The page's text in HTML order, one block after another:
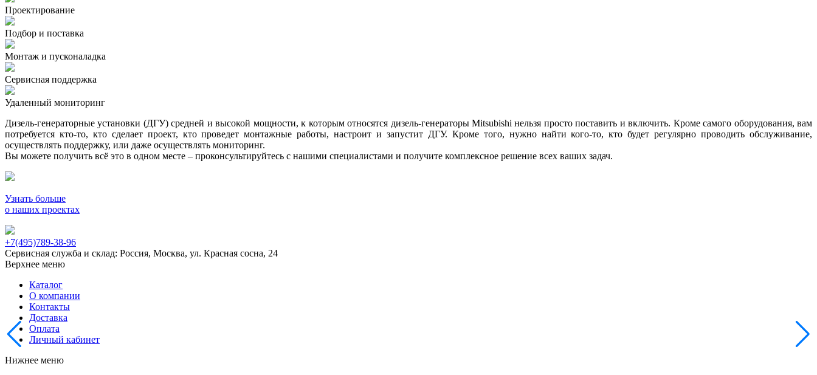
Проектирование
Подбор и поставка
Монтаж и пусконаладка
Сервисная поддержка
Удаленный мониторинг
Дизель-генераторные установки (ДГУ) средней и высокой мощности, к которым относятся дизель-генераторы Mitsubishi нельзя просто поставить и включить. Кроме самого оборудования, вам
потребуется кто-то, кто сделает проект, кто проведет монтажные работы, настроит и запустит ДГУ. Кроме того, нужно найти кого-то, кто будет регулярно проводить обслуживание,
осуществлять поддержку, или даже осуществлять мониторинг.
Вы можете получить всё это в одном месте – проконсультируйтесь с нашими специалистами и получите комплексное решение всех ваших задач.
Узнать больше
о наших проектах
+7(495)789-38-96
Сервисная служба и склад: Россия, Москва, ул. Красная сосна, 24
Верхнее меню
Каталог
О компании
Контакты
Доставка
Оплата
Личный кабинет
Нижнее меню